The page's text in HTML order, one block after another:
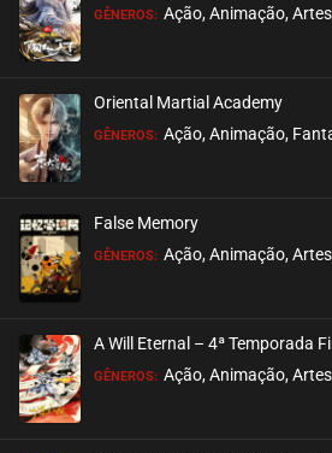
GÊNEROS: Ação, Animação,
Oriental Martial Academy
GÊNEROS: Ação, Animação,
False Memory
GÊNEROS: Ação, Animação,
A Will Eternal – 4ª Temporada
GÊNEROS: Ação, Animação,